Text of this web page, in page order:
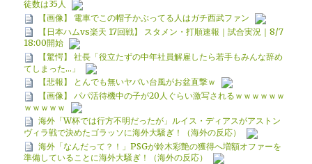
徒数は35人
【画像】 電車でこの帽子かぶってる人はガチ西武ファン
【日本ハムvs楽天 17回戦】 スタメン・打順速報｜試合実況｜8/7
18:00開始
【驚愕】 社長「役立たずの中年社員解雇したら若手もみんな辞め
てしまった…」
【悲報】 とんでも無いヤバい台風がお盆直撃ｗ
【画像】 パパ活待機中の子が20人ぐらい激写されるｗｗｗｗｗｗ
ｗｗｗｗｗ
海外「W杯では行方不明だったが」ルイス・ディアスがアストン
ヴィラ戦で決めたゴラッソに海外大騒ぎ！（海外の反応）
海外「なんだって？！」PSGが鈴木彩艶の獲得へ増額オファーを
準備していることに海外大騒ぎ！（海外の反応）